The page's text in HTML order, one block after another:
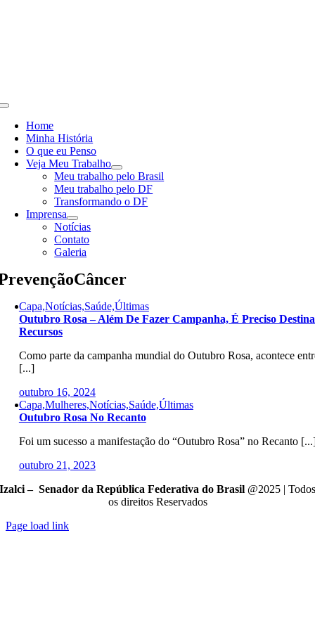
Toggle
NavigationHome
Minha História
O que eu Penso
Veja Meu Trabalho
Meu trabalho pelo Brasil
Meu trabalho pelo DF
Transformando o DF
Imprensa
Notícias
Contato
Galeria
Capa,Notícias,Saúde,Últimas
Outubro Rosa – Além De Fazer Campanha, É Preciso
Recursos
Como parte da campanha mundial do Outubro Rosa, acontece
[...]
outubro 16, 2024
Capa,Mulheres,Notícias,Saúde,Últimas
Outubro Rosa No Recanto
Foi um sucesso a manifestação do “Outubro Rosa” no Recanto
outubro 21, 2023
Izalci – Senador da República Federativa do Brasil @2025 | Todos
os direitos Reservados
Page load link